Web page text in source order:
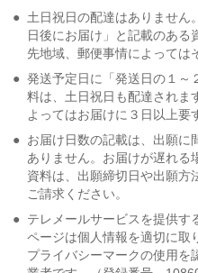
● 土日祝日の配達はありません
日後にお届け」と記載のある
先地域、郵便事情によっては
● 発送予定日に「発送日の１～
料は、土日祝日も配達されま
よってはお届けに３日以上要
● お届け日数の記載は、出願に
ありません。お届けが遅れる
資料は、出願締切日や出願方
ご請求ください。
● テレメールサービスを提供す
ページは個人情報を適切に取
プライバシーマークの使用を